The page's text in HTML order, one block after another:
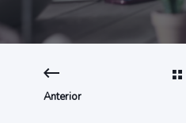
Anterior